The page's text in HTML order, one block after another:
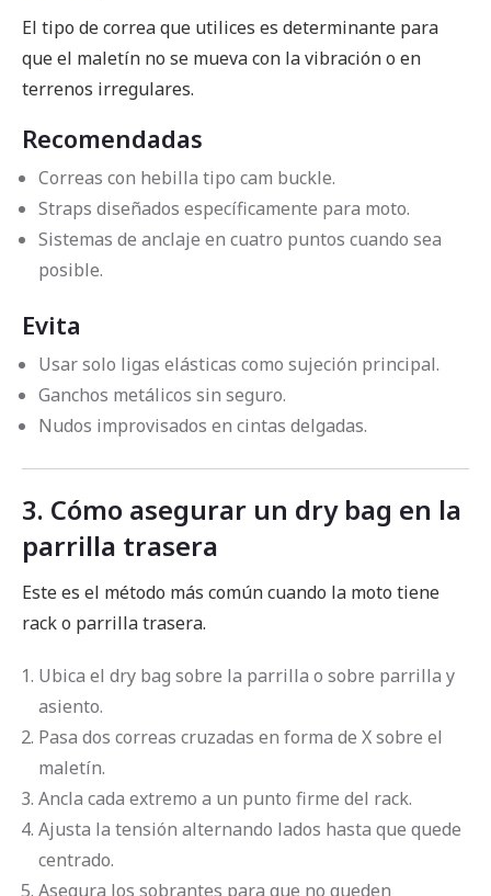
El tipo de correa que utilices es determinante para
que el maletín no se mueva con la vibración o en
terrenos irregulares.
Recomendadas
Correas con hebilla tipo cam buckle.
Straps diseñados específicamente para moto.
Sistemas de anclaje en cuatro puntos cuando sea
posible.
Evita
Usar solo ligas elásticas como sujeción principal.
Ganchos metálicos sin seguro.
Nudos improvisados en cintas delgadas.
3. Cómo asegurar un dry bag en la
parrilla trasera
Este es el método más común cuando la moto tiene
rack o parrilla trasera.
Ubica el dry bag sobre la parrilla o sobre parrilla y
asiento.
Pasa dos correas cruzadas en forma de X sobre el
maletín.
Ancla cada extremo a un punto firme del rack.
Ajusta la tensión alternando lados hasta que quede
centrado.
Asegura los sobrantes para que no queden